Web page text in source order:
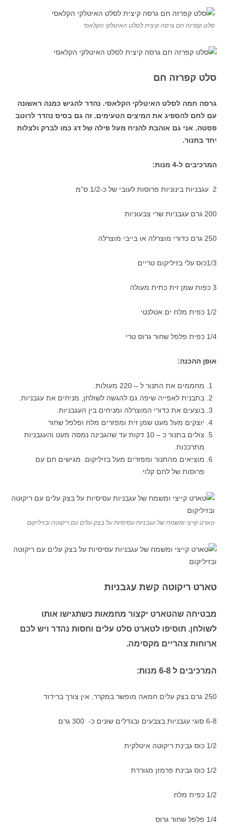
סלט קפרזה חם גרסה קיצית לסלט האיטלקי הקלאסי
סלט קפרזה חם
גרסה חמה לסלט האיטלקי הקלאסי. נהדר להגיש כמנה ראשונה
עם לחם להספיג את המיצים הטעימים. זה גם בסיס נהדר לרוטב
פסטה. אני גם אוהבת להניח מעל פילה של דג כמו לברק ולצלות
יחד בתנור.
המרכיבים ל-4 מנות :
2 עגבניות בינוניות פרוסות לעובי של כ-1/2 ס”מ
200 גרם עגבניות שרי צבעוניות
250 גרם כדורי מוצרלה או בייבי מוצרלה
1/3כוס עלי בזיליקום טריים
3 כפות שמן זית כתית מעולה
1/2 כפית מלח ים אטלנטי
1/4 כפית פלפל שחור גרוס טרי
אופן ההכנה:
מחממים את התנור ל – 220 מעולות.
בתבנית לאפייה שיפה גם להגשה לשולחן, מניחים את עגבניות.
בוצעים את כדורי המוצרלה ומניחים בין העגבניות.
יוצקים מעל מעט שמן זית ומפזרים מלח ופלפל שחור
צולים בתנור כ – 10 דקות עד שהגבינה נמסה מעט והעגבניות
מתרככות.
מוציאים מהתנור ומפזרים מעל בזיליקום. מגישים חם עם
פרוסות של לחם קלוי.
טארט קייצי ומשמח של עגבניות עסיסיות על בצק עלים עם ריקוטה ובזיליקום
טארט ריקוטה קשת עגבניות
מבטיחה שהטארט יקצור מחמאות כשתגישו אותו
לשולחן. תוסיפו לטארט סלט עלים וחסות נהדר ויש לכם
ארוחות צהריים מקסימה.
המרכיבים ל 6-8 מנות:
250 גרם בצק עלים חמאה מופשר במקרר, אין צורך ברידוד
6-8 סוגי עגבניות בצבעים ובגדלים שונים כ- 300 גרם
1/2 כוס גבינת ריקוטה איטלקית
1/2 כוס גבינת פרמזן מגוררת
1/2 כפית מלח
1/4 פלפל שחור גרוס